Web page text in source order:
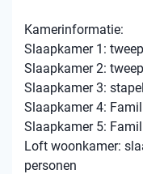
Kamerinformatie:
Slaapkamer 1:
Slaapkamer 2:
Slaapkamer 3:
Slaapkamer 4:
Slaapkamer 5:
Loft woonkamer:
personen